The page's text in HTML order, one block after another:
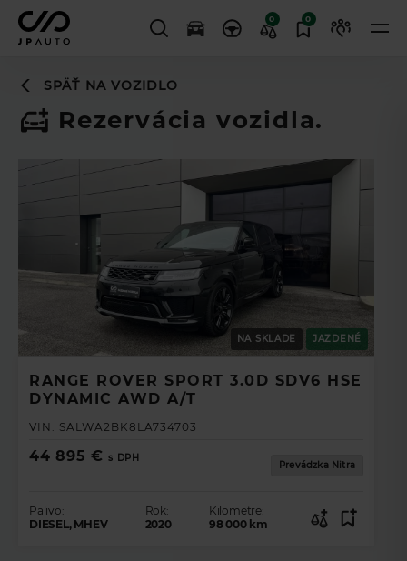
0 0
SPÄŤ NA VOZIDLO
Rezervácia vozidla.
NA SKLADE JAZDENÉ
RANGE ROVER SPORT 3.0D SDV6 HSE
DYNAMIC AWD A/T
VIN: SALWA2BK8LA734703
44 895 € s DPH
Prevádzka Nitra
Palivo:
DIESEL, MHEV
Rok:
2020
Kilometre:
98 000 km